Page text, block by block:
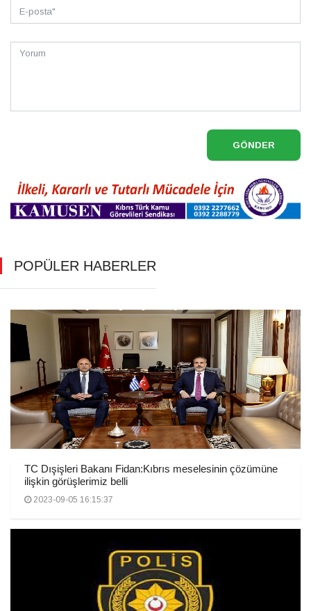
GÖNDER
POPÜLER HABERLER
TC Dışişleri Bakanı Fidan:Kıbrıs meselesinin çözümüne
ilişkin görüşlerimiz belli
2023-09-05 16:15:37